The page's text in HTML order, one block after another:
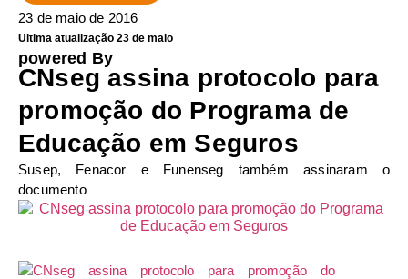
23 de maio de 2016
Ultima atualização 23 de maio
powered By
CNseg assina protocolo para
promoção do Programa de
Educação em Seguros
Susep, Fenacor e Funenseg também assinaram o
documento